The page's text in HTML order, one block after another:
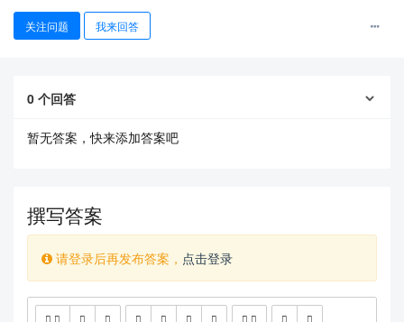
关注问题 我来回答
0 个回答
暂无答案，快来添加答案吧
撰写答案
请登录后再发布答案， 点击登录